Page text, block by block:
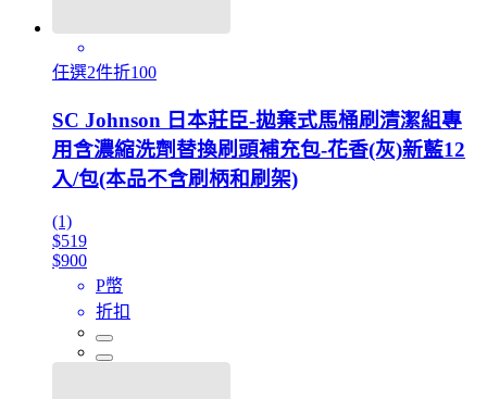
任選2件折100
SC Johnson 日本莊臣-拋棄式馬桶刷清潔組專
用含濃縮洗劑替換刷頭補充包-花香(灰)新藍12
入/包(本品不含刷柄和刷架)
(1)
$519
$900
P幣
折扣